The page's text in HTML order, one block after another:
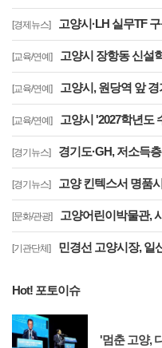
[경제뉴스] 고양시·LH 실무TF 구성키
[교육/연예] 고양시 장항동 신설학교 '
[교육/연예] 고양시, 원당역 앞 경기북북
[교육/연예] 고양시 '2027학년도 수시
[경기뉴스] 경기도·GH, 저소득층 대상
[경기뉴스] 고양 킨텍스서 명품시계·가
[문화/관광] 고양어린이박물관, 시민 참
[기관단체] 민경선 고양시장, 일산 원
Hot! 포토이슈
'멈춘 고양,